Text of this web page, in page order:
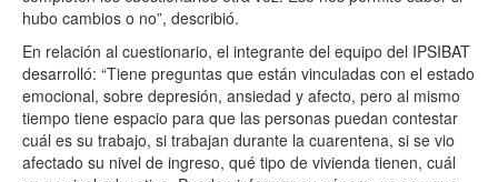
hubo cambios o no”, describió.
En relación al cuestionario, el integrante del equipo del IPSIBAT
desarrolló: “Tiene preguntas que están vinculadas con el estado
emocional, sobre depresión, ansiedad y afecto, pero al mismo
tiempo tiene espacio para que las personas puedan contestar
cuál es su trabajo, si trabajan durante la cuarentena, si se vio
afectado su nivel de ingreso, qué tipo de vivienda tienen, cuál